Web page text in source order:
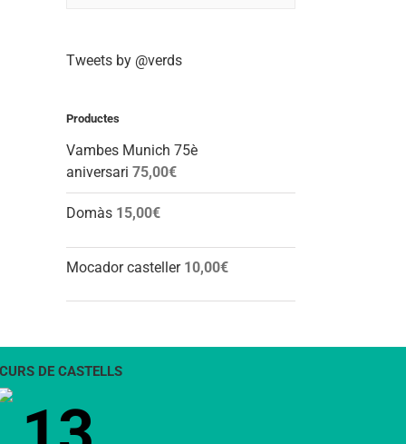
Tweets by @verds
Productes
Vambes Munich 75è
aniversari 75,00€
Domàs 15,00€
Mocador casteller 10,00€
DE CASTELLS